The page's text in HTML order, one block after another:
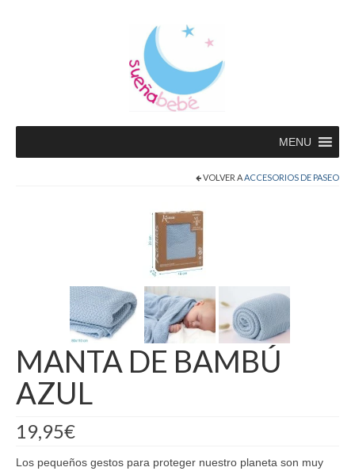
MENU
VOLVER AACCESORIOS DE PASEO
MANTA DE BAMBÚ
AZUL
19,95€
Los pequeños gestos para proteger nuestro planeta son muy